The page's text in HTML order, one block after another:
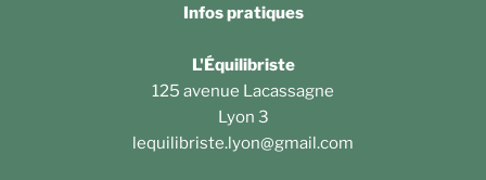
Infos pratiques
L'Équilibriste
125 avenue Lacassagne
Lyon 3
lequilibriste.lyon@gmail.com